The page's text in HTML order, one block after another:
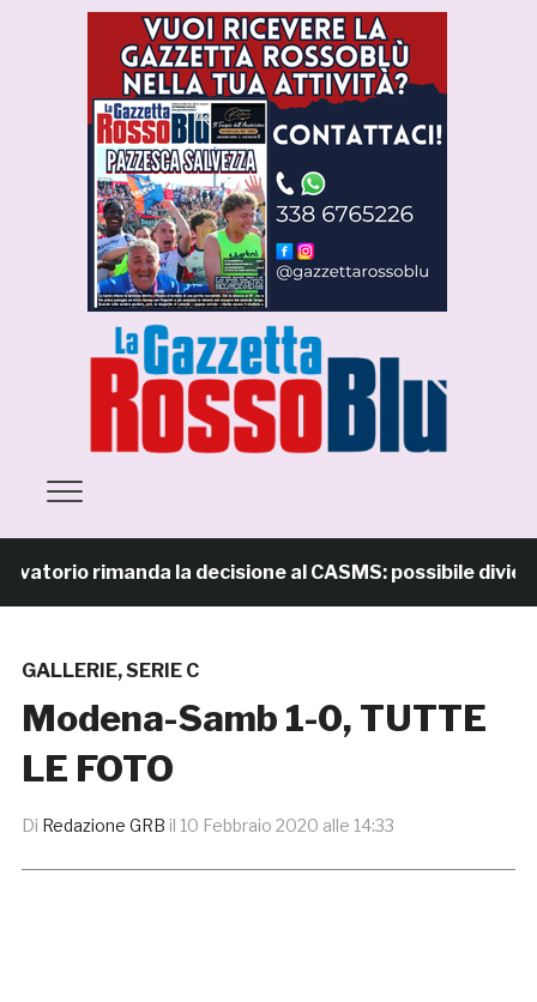
rimanda la decisione al CASMS: possibile divieto
GALLERIE,SERIE C
Modena-Samb 1-0, TUTTE
LE FOTO
Di Redazione GRB il 10 Febbraio 2020 alle 14:33